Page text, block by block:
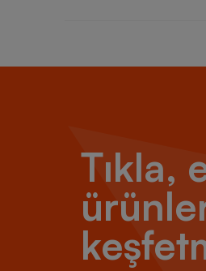
Tıkla,